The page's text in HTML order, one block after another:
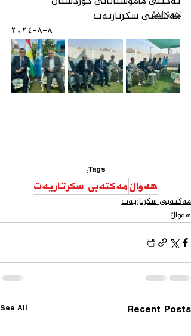
لقی زاخۆ
مەكتەبی سكرتاریەت
٨-٨-٢٠٢٤
Tags:
هەواڵمەكتەبی سكرتاریەت
مەكتەبی سكرتاریەت
هەواڵ
Recent Posts
See All